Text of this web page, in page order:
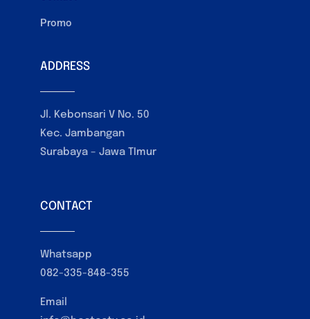
Promo
ADDRESS
Jl. Kebonsari V No. 50
Kec. Jambangan
Surabaya – Jawa TImur
CONTACT
Whatsapp
082-335-848-355
Email